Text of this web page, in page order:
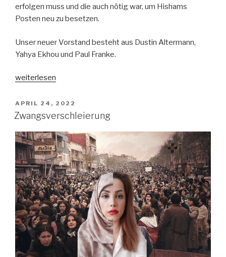
erfolgen muss und die auch nötig war, um Hishams
Posten neu zu besetzen.
Unser neuer Vorstand besteht aus Dustin Altermann,
Yahya Ekhou und Paul Franke.
„Wir
einen
neuen
weiterlesen
VERÖFFENTLICHT
AM
APRIL 24, 2022
Zwangsverschleierung